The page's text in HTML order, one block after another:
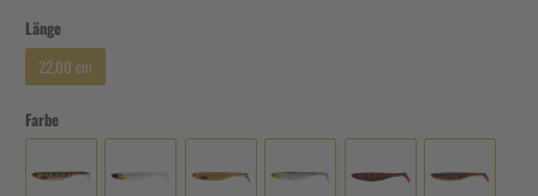
Länge
22,00 cm
Farbe